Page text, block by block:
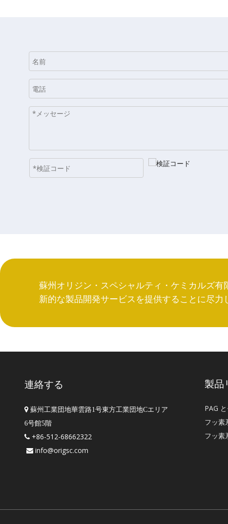
蘇州オリジン・スペシャルティ・ケミカルズ
新的な製品開発サービスを提供することに尽力
連絡する
 蘇州工業団地華雲路1号東方工業団地Cエリア
6号館5階
 +86-512-68662322
 info@origsc.com
製品
PAG
フッ素
フッ素